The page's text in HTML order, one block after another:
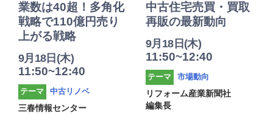
業数は40超！多角化
戦略で110億円売り
上がる戦略
9月18日(木)
11:50~12:40
テーマ
中古リノベ
三春情報センター
中古住宅売買・買取
再販の最新動向
9月18日(木)
11:50~12:40
テーマ
市場動向
リフォーム産業新聞社
編集長